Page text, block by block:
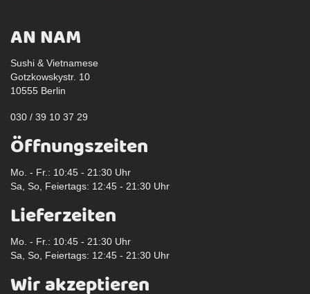
AN NAM
Sushi & Vietnamese
Gotzkowskystr. 10
10555 Berlin
030 / 39 10 37 29
Öffnungszeiten
Mo. - Fr.: 10:45 - 21:30 Uhr
Sa, So, Feiertags: 12:45 - 21:30 Uhr
Lieferzeiten
Mo. - Fr.: 10:45 - 21:30 Uhr
Sa, So, Feiertags: 12:45 - 21:30 Uhr
Wir akzeptieren